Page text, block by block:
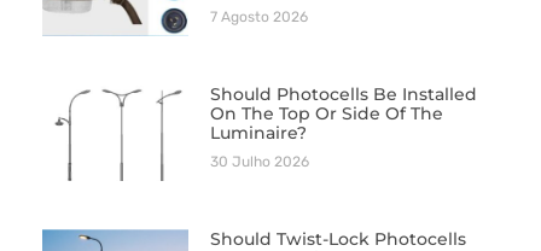
7 Agosto 2026
Should Photocells Be Installed
On The Top Or Side Of The
Luminaire?
30 Julho 2026
Should Twist-Lock Photocells